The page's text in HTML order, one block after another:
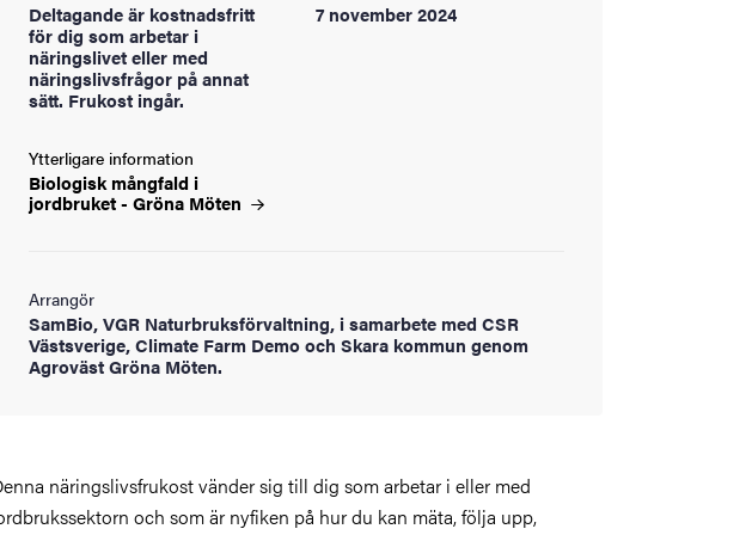
Deltagande är kostnadsfritt
för dig som arbetar i
näringslivet eller med
näringslivsfrågor på annat
sätt. Frukost ingår.
7 november 2024
Ytterligare information
Biologisk mångfald i
jordbruket - Gröna Möten
Arrangör
SamBio, VGR Naturbruksförvaltning, i samarbete med CSR
Västsverige, Climate Farm Demo och Skara kommun genom
Agroväst Gröna Möten.
näringslivsfrukost vänder sig till dig som arbetar i eller med
och som är nyfiken på hur du kan mäta, följa upp,